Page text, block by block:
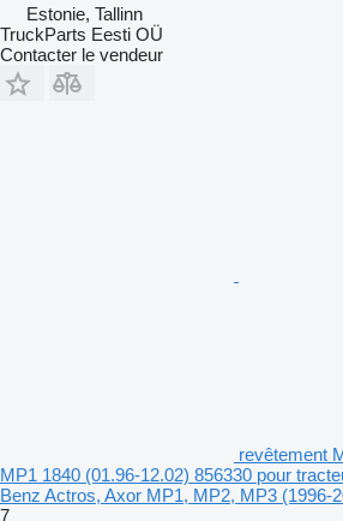
Estonie, Tallinn
TruckParts Eesti OÜ
Contacter le vendeur
revêtement
MP1 1840 (01.96-12.02) 856330 pour
Benz Actros, Axor MP1, MP2, MP3 (1996-
7